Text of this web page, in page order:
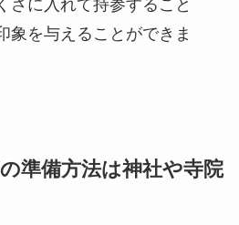
さに入れて持参すること
象を与えることができま
準備方法は神社や寺院